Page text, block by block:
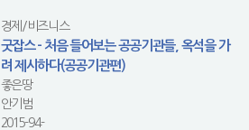
경제/비즈니스
굿잡스 - 처음 들어보는 공공기관들, 옥석을 가
려 제시하다(공공기관편)
좋은땅
안기범
2015-94-